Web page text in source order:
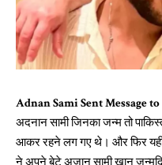
Adnan Sami Sent Message
अदनान सामी जिनका जन्म तो
आकर रहने लग गए थे। और फिर